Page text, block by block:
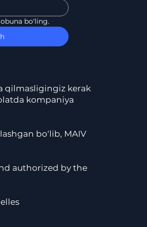
bo'ling.
qilmasligingiz kerak
kompaniya
bo‘lib, MAIV
authorized by the